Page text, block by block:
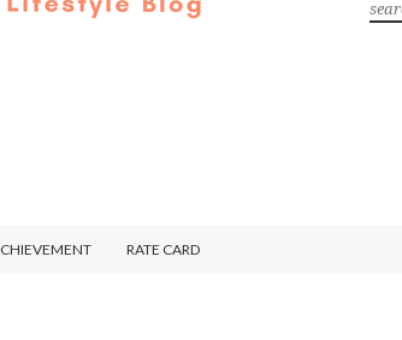
RATE CARD